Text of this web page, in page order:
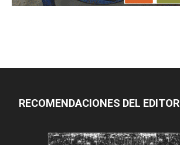
RECOMENDACIONES DEL EDITOR